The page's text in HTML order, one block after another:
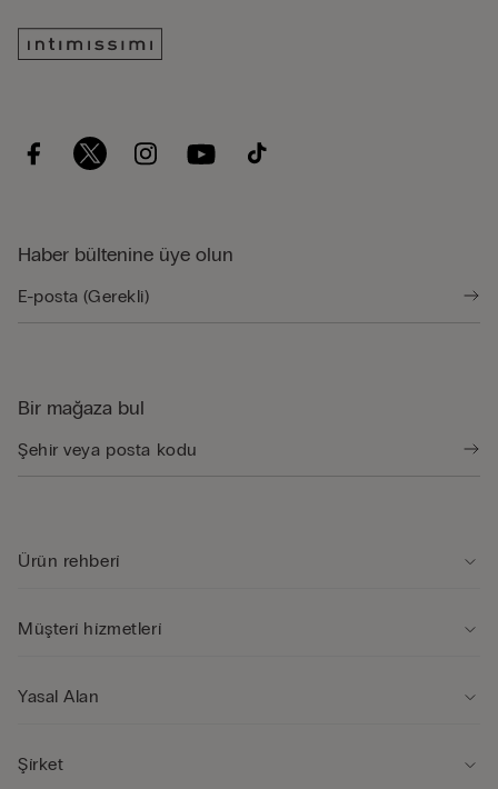
Haber bültenine üye olun
Bir mağaza bul
Ürün rehberi̇
Müşteri̇ hi̇zmetleri̇
Yasal Alan
Şi̇rket